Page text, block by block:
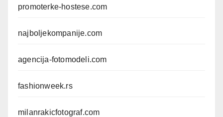
promoterke-hostese.com
najboljekompanije.com
agencija-fotomodeli.com
fashionweek.rs
milanrakicfotograf.com